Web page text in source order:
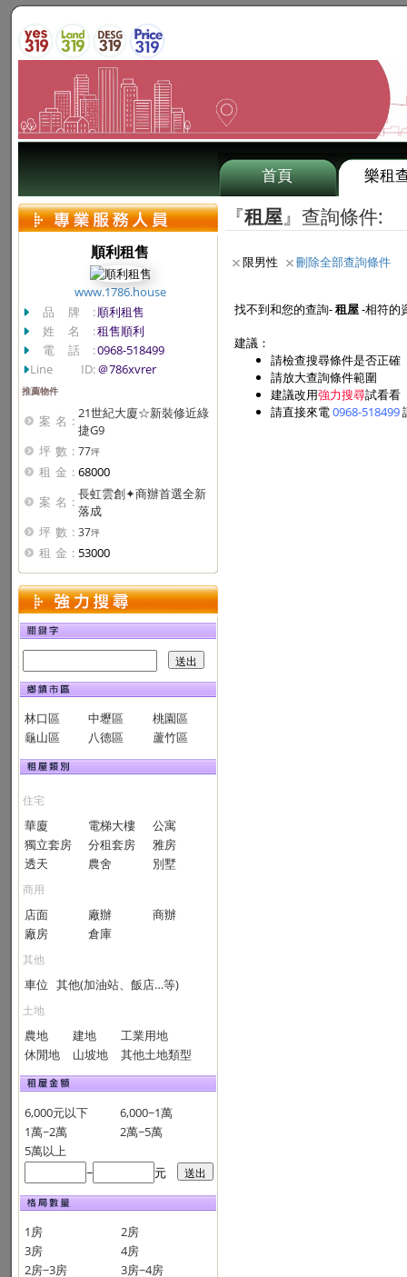
首頁 樂租
順利租售
www.1786.house
品牌:順利租售
姓名:租售順利
電話:0968-518499
Line ID:＠786xvrer
推薦物件
案名: 21世紀大廈☆新裝修近綠
捷G9
坪數: 77坪
租金: 68000
案名: 長虹雲創✦商辦首選全新
落成
坪數: 37坪
租金: 53000
林口區 中壢區
桃園區
龜山區
八德區 蘆竹區
住宅
華廈 電梯大樓
公寓
獨立套房
分租套房
雅房
透天
農舍 別墅
商用
店面 廠辦
商辦
廠房
倉庫
其他
車位 其他(加油站、飯店…等)
土地
農地 建地
工業用地
休閒地
山坡地 其他土地類型
6,000元以下
6,000~1萬
1萬~2萬
2萬~5萬
5萬以上
~
元
1房
2房
3房
4房
2房~3房
3房~4房
『租屋』查詢條件:
限男性 刪除全部查詢條件
找不到和您的查詢-租屋-相符的
建議：
請檢查搜尋條件是否正確
請放大查詢條件範圍
建議改用強力搜尋試看看
請直接來電0968-518499